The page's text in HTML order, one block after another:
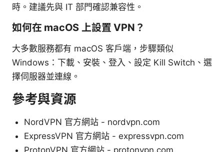
時。建議先與 IT 部門確認兼容性。
如何在 macOS 上設置 VPN？
大多數服務都有 macOS 客戶端，步驟類似
Windows：下載、安裝、登入、設定 Kill Switch、選
擇伺服器並連線。
參考與資源
NordVPN 官方網站 - nordvpn.com
ExpressVPN 官方網站 - expressvpn.com
ProtonVPN 官方網站 - protonvpn.com